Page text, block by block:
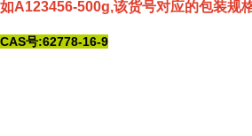
如A123456-500g,该货号对应的包装规
CAS号:62778-16-9